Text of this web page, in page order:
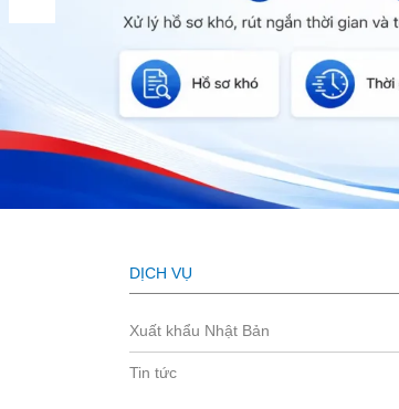
DỊCH VỤ
Xuất khẩu Nhật Bản
Tin tức